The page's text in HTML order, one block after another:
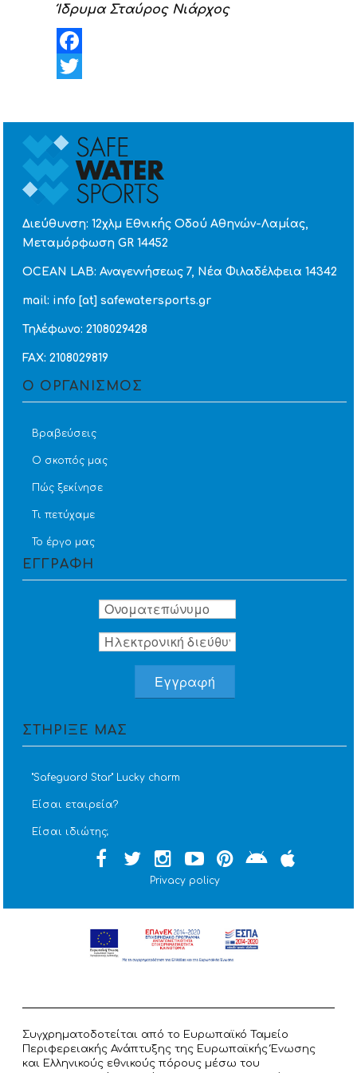
Ίδρυμα Σταύρος Νιάρχος
Facebook
Διεύθυνση: 12χλμ Εθνικής Οδού Αθηνών-Λαμίας,
Μεταμόρφωση GR 14452
OCEAN LAB: Αναγεννήσεως 7, Νέα Φιλαδέλφεια 14342
mail: info [at] safewatersports.gr
Τηλέφωνο: 2108029428
FAX: 2108029819
Ο ΟΡΓΑΝΙΣΜΟΣ
Βραβεύσεις
Ο σκοπός μας
Πώς ξεκίνησε
Τι πετύχαμε
Το έργο μας
ΕΓΓΡΑΦΗ
ΣΤΗΡΙΞΕ ΜΑΣ
''Safeguard Star'' Lucky charm
Είσαι εταιρεία?
Είσαι ιδιώτης;
Privacy policy
Συγχρηματοδοτείται από το Ευρωπαϊκό Ταμείο
Περιφερειακής Ανάπτυξης της Ευρωπαϊκής Ένωσης
και Ελληνικούς εθνικούς πόρους μέσω του